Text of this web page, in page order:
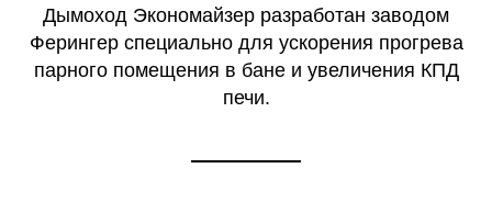
Дымоход Экономайзер разработан заводом
Ферингер специально для ускорения прогрева
парного помещения в бане и увеличения КПД
печи.